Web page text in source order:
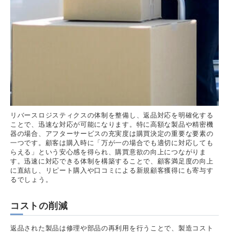
リバースロジスティクスの体制を整備し、返品対応を明確化する
ことで、迅速な対応が可能になります。特に高額な製品や精密機
器の場合、アフターサービスの充実度は購買決定の重要な要素の
一つです。顧客は購入時に「万が一の場合でも適切に対応しても
らえる」という安心感を得られ、購買意欲の向上につながりま
す。迅速に対応できる体制を構築することで、顧客満足度の向上
に直結し、リピート購入や口コミによる新規顧客獲得にも寄与す
るでしょう。
コストの削減
返品された製品は修理や部品の再利用を行うことで、製造コスト